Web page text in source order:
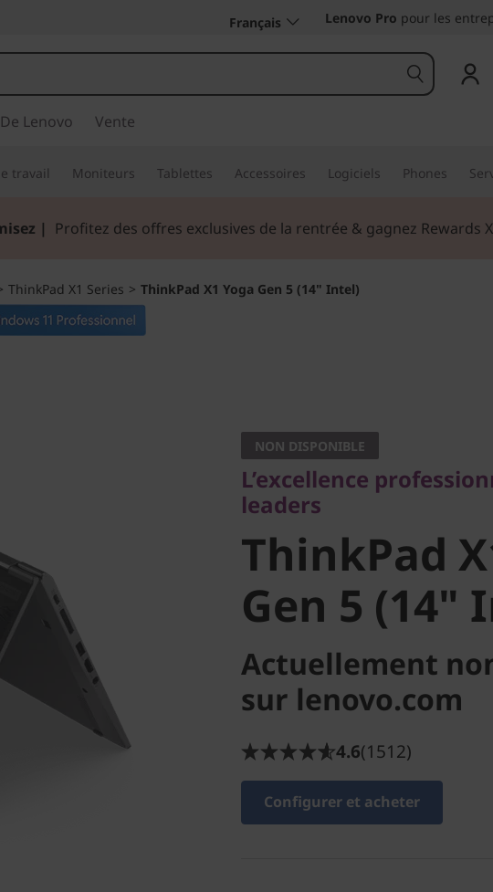
Français Lenovo Pro pour les
Lenovo Vente
travail Moniteurs Tablettes Accessoires Logiciels Phones
| Profitez des offres exclusives de la rentrée & gagnez Rewards
ThinkPad X1 Series > ThinkPad X1 Yoga Gen 5 (14" Intel)
leaders
ThinkPad
Gen 5 (14"
NON DISPONIBLE
L’excellence
leaders
ThinkPad
Gen 5 (14"
Actuellement
sur lenovo.com
4.6(1512)
Configurer et acheter